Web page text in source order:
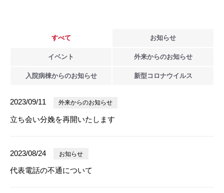
すべて お知らせ
イベント 外来からのお知らせ
入院病棟からのお知らせ 新型 コロナウイルス
2023/09/11 外来からのお知らせ
立ち会い分娩を再開いたします
2023/08/24 お知らせ
代表電話の不通について